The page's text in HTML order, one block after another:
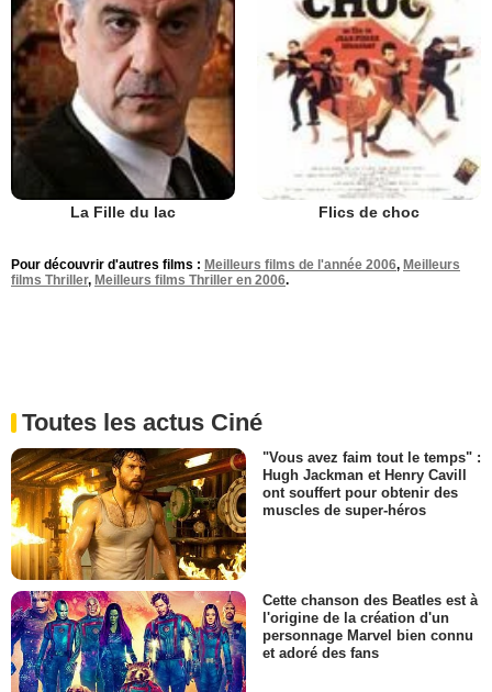
La Fille du lac Flics de choc
Pour découvrir d'autres films : Meilleurs films de l'année 2006, Meilleurs
films Thriller, Meilleurs films Thriller en 2006.
Toutes les actus Ciné
"Vous avez faim tout le temps" :
Hugh Jackman et Henry Cavill
ont souffert pour obtenir des
muscles de super-héros
Cette chanson des Beatles est à
l'origine de la création d'un
personnage Marvel bien connu
et adoré des fans